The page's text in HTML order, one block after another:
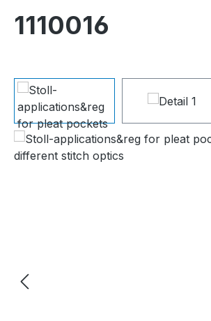
1110016
Bildergalerie überspringen